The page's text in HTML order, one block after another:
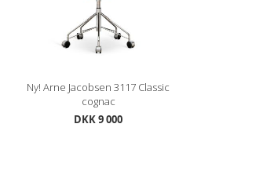
Ny! Arne Jacobsen 3117 Classic
cognac
DKK 9 000